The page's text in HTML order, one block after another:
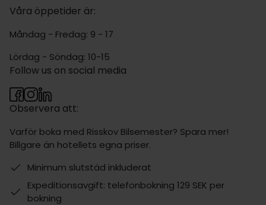
Våra öppetider är:
Måndag - Fredag: 9 - 17
Lördag - Söndag: 10-15
Observera att:
Varför boka med Risskov Bilsemester? Spara mer!
Billgare än hotellets egna priser.
Minimum slutstäd inkluderat
Expeditionsavgift: telefonbokning 129 SEK per
bokning
Follow us on social media